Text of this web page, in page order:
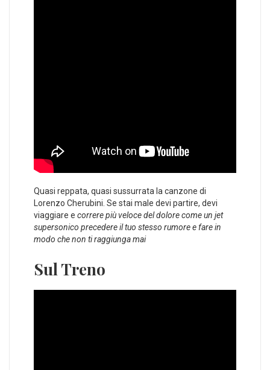
Quasi reppata, quasi sussurrata la canzone di
Lorenzo Cherubini. Se stai male devi partire, devi
viaggiare e correre più veloce del dolore come un jet
supersonico precedere il tuo stesso rumore e fare in
modo che non ti raggiunga mai
Sul Treno